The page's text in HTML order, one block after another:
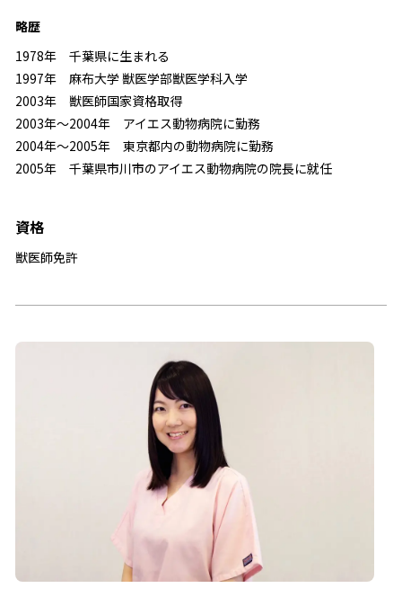
略歴
1978年 千葉県に生まれる
1997年 麻布大学 獣医学部獣医学科入学
2003年 獣医師国家資格取得
2003年～2004年 アイエス動物病院に勤務
2004年～2005年 東京都内の動物病院に勤務
2005年 千葉県市川市のアイエス動物病院の院長に就任
資格
獣医師免許